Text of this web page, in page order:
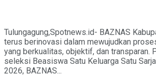
Tulungagung,Spotnews.id- BAZNAS
terus berinovasi dalam mewujudkan
yang berkualitas, objektif, dan transparan.
seleksi Beasiswa Satu Keluarga Satu
2026, BAZNAS...